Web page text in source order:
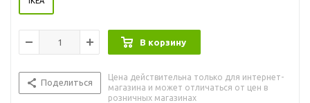
В корзину
Поделиться
Цена действительна только для интернет-
магазина и может отличаться от цен в
розничных магазинах